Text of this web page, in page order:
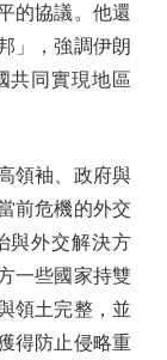
的協議。他還
」，強調伊朗
共同實現地區
領袖、政府與
前危機的外交
與外交解決方
一些國家持雙
領土完整，並
得防止侵略重